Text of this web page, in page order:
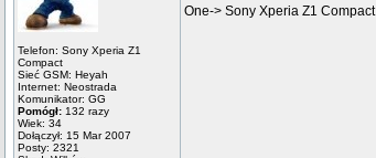
Telefon: Sony Xperia Z1
Compact
Sieć GSM: Heyah
Internet: Neostrada
Komunikator: GG
Pomógł: 132 razy
Wiek: 34
Dołączył: 15 Mar 2007
Posty: 2321
One-> Sony Xperia Z1 Compact